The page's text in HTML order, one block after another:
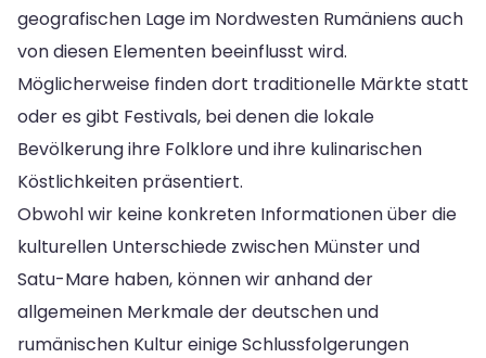
geografischen Lage im Nordwesten Rumäniens auch
von diesen Elementen beeinflusst wird.
Möglicherweise finden dort traditionelle Märkte statt
oder es gibt Festivals, bei denen die lokale
Bevölkerung ihre Folklore und ihre kulinarischen
Köstlichkeiten präsentiert.
Obwohl wir keine konkreten Informationen über die
kulturellen Unterschiede zwischen Münster und
Satu-Mare haben, können wir anhand der
allgemeinen Merkmale der deutschen und
rumänischen Kultur einige Schlussfolgerungen